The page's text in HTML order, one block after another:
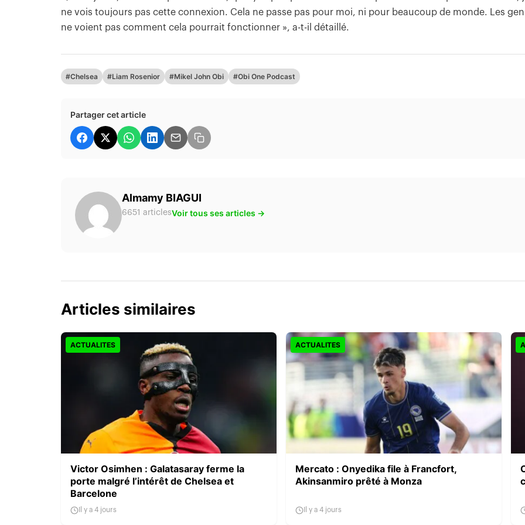
ne vois toujours pas cette connexion. Cela ne passe pas pour moi, ni pour beaucoup de monde. Les
ne voient pas comment cela pourrait fonctionner », a-t-il détaillé.
#Chelsea #Liam Rosenior #Mikel John Obi #Obi One Podcast
Partager cet article
Almamy BIAGUI
6651 articlesVoir tous ses articles →
Articles similaires
ACTUALITES
Victor Osimhen : Galatasaray ferme la
porte malgré l’intérêt de Chelsea et
Barcelone
Il y a 4 jours
ACTUALITES
Mercato : Onyedika file à Francfort,
Akinsanmiro prêté à Monza
Il y a 4 jours